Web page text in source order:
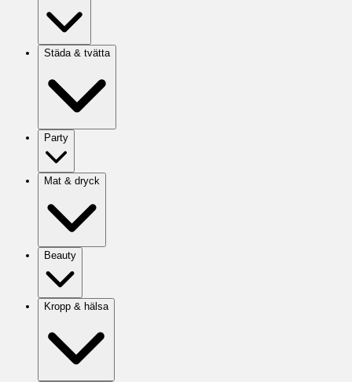
Städa & tvätta
Party
Mat & dryck
Beauty
Kropp & hälsa